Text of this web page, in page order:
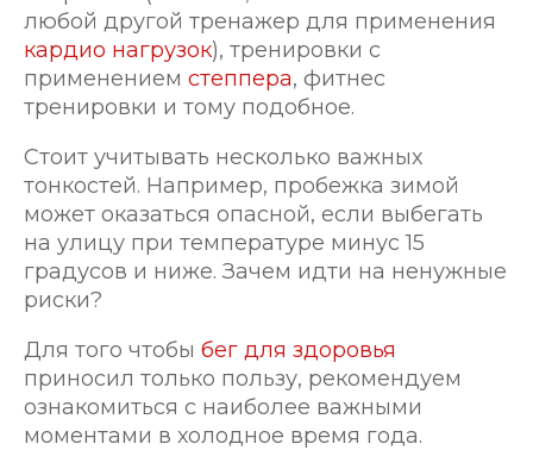
любой другой тренажер для применения
кардио нагрузок), тренировки с
применением степпера, фитнес
тренировки и тому подобное.
Стоит учитывать несколько важных
тонкостей. Например, пробежка зимой
может оказаться опасной, если выбегать
на улицу при температуре минус 15
градусов и ниже. Зачем идти на ненужные
риски?
Для того чтобы бег для здоровья
приносил только пользу, рекомендуем
ознакомиться с наиболее важными
моментами в холодное время года.